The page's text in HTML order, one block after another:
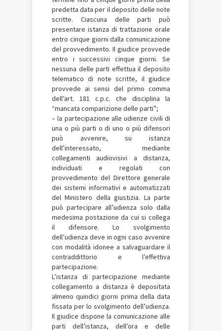
predetta data per il deposito delle note
scritte. Ciascuna delle parti può
presentare istanza di trattazione orale
entro cinque giorni dalla comunicazione
del provvedimento. Il giudice provvede
entro i successivi cinque giorni. Se
nessuna delle parti effettua il deposito
telematico di note scritte, il giudice
provvede ai sensi del primo comma
dell’art. 181 c.p.c. che disciplina la
“mancata comparizione delle parti”;
– la partecipazione alle udienze civili di
una o più parti o di uno o più difensori
può avvenire, su istanza
dell’interessato, mediante
collegamenti audiovisivi a distanza,
individuati e regolati con
provvedimento del Direttore generale
dei sistemi informativi e automatizzati
del Ministero della giustizia. La parte
può partecipare all’udienza solo dalla
medesima postazione da cui si collega
il difensore. Lo svolgimento
dell’udienza deve in ogni caso avvenire
con modalità idonee a salvaguardare il
contraddittorio e l’effettiva
partecipazione.
L’istanza di partecipazione mediante
collegamento a distanza è depositata
almeno quindici giorni prima della data
fissata per lo svolgimento dell’udienza.
Il giudice dispone la comunicazione alle
parti dell’istanza, dell’ora e delle